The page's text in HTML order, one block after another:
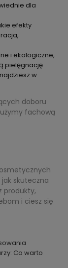
dla
efekty
i ekologiczne,
pielęgnację.
w
doboru
fachową
jak skuteczna
produkty,
i ciesz się
Co warto